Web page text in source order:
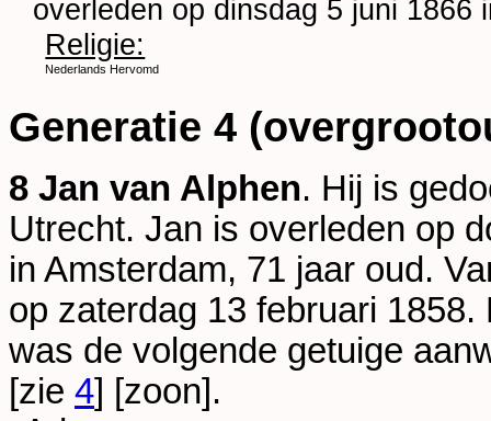
overleden op dinsdag 5 juni 1866
Religie:
Nederlands Hervomd
Generatie 4
8 Jan van Alphen. Hij is
Utrecht. Jan is overleden op
in Amsterdam, 71 jaar oud.
op zaterdag 13 februari
was de volgende getuige
[zie 4] [zoon].